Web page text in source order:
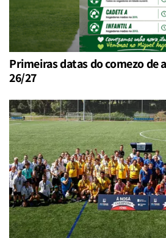
Primeiras datas do comezo de
26/27